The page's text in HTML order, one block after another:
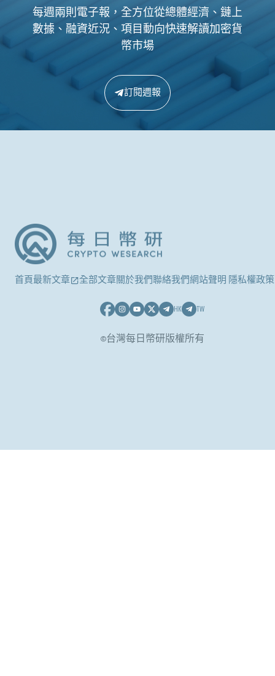
每週兩則電子報，全方位從總體經濟、鏈上
數據、融資近況、項目動向快速解讀加密貨
幣市場
訂閱週報
首頁最新文章 全部文章關於我們聯絡我們網站聲明 隱私權政策
HK TW
©台灣每日幣研版權所有